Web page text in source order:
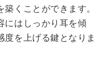
くことができます。
にはしっかり耳を傾
度を上げる鍵となりま